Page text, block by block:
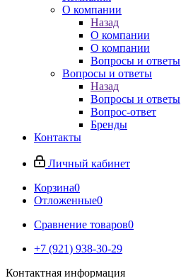
О компании
Назад
О компании
О компании
Вопросы и ответы
Вопросы и ответы
Назад
Вопросы и ответы
Вопрос-ответ
Бренды
Контакты
Личный кабинет
Корзина0
Отложенные0
Сравнение товаров0
+7 (921) 938-30-29
Контактная информация